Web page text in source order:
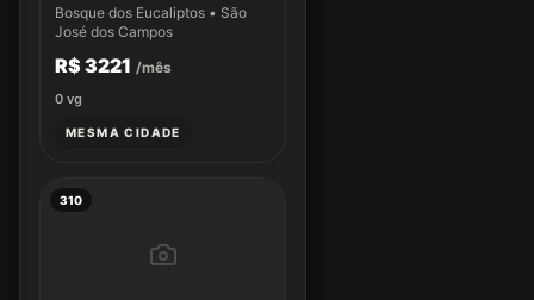
Bosque dos Eucaliptos • São
José dos Campos
R$ 3221 /mês
0 vg
MESMA CIDADE
310